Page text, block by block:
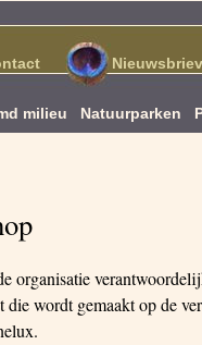
organisatie
wordt gemaakt op de
milieu Natuurparken